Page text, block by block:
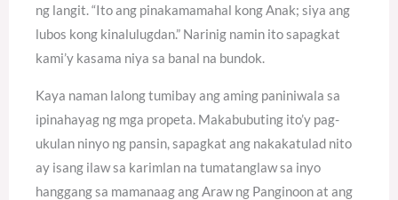
ng langit. “Ito ang pinakamamahal kong Anak; siya ang
lubos kong kinalulugdan.” Narinig namin ito sapagkat
kami’y kasama niya sa banal na bundok.
Kaya naman lalong tumibay ang aming paniniwala sa
ipinahayag ng mga propeta. Makabubuting ito’y pag-
ukulan ninyo ng pansin, sapagkat ang nakakatulad nito
ay isang ilaw sa karimlan na tumatanglaw sa inyo
hanggang sa mamanaag ang Araw ng Panginoon at ang